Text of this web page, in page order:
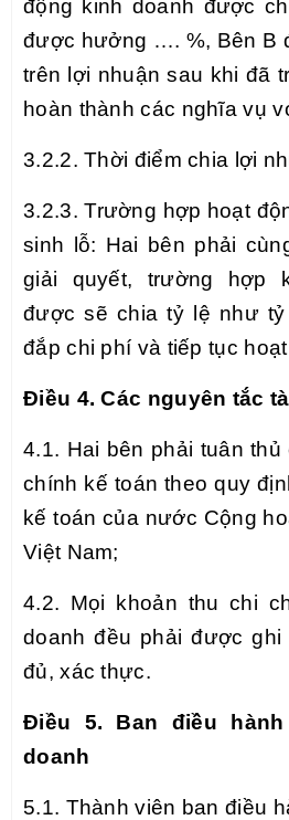
động kinh doanh được
được hưởng …. %, Bên B
trên lợi nhuận sau khi đã
hoàn thành các nghĩa vụ
3.2.2. Thời điểm chia lợi
3.2.3. Trường hợp hoạt
sinh lỗ: Hai bên phải
giải quyết, trường hợp
được sẽ chia tỷ lệ như
đắp chi phí và tiếp tục
Điều 4. Các nguyên tắc
4.1. Hai bên phải tuân
chính kế toán theo quy
kế toán của nước Cộng
Việt Nam;
4.2. Mọi khoản thu chi
doanh đều phải được
đủ, xác thực.
Điều 5. Ban điều
doanh
5.1. Thành viên ban điều